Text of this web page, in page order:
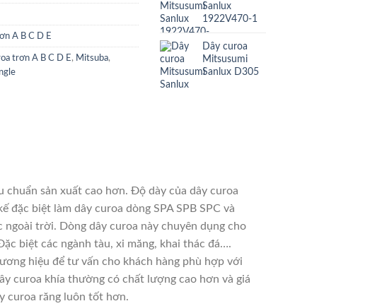
A B C D E
trơn A B C D E , Mitsuba,
Sanlux
1922V470-1
Dây curoa
Mitsusumi
Sanlux D305
chuẩn sản xuất cao hơn. Độ dày của dây curoa
biệt làm dây curoa dòng SPA SPB SPC và
trời. Dòng dây curoa này chuyên dụng cho
biệt các ngành tàu, xi măng, khai thác đá….
hiệu để tư vấn cho khách hàng phù hợp với
curoa khía thường có chất lượng cao hơn và giá
curoa răng luôn tốt hơn.